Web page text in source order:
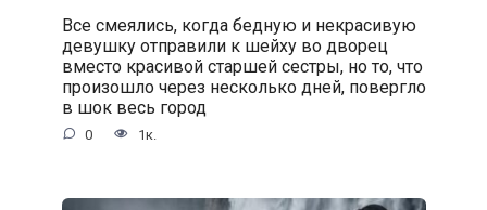
Все смеялись, когда бедную и некрасивую
девушку отправили к шейху во дворец
вместо красивой старшей сестры, но то, что
произошло через несколько дней, повергло
в шок весь город
0 1к.